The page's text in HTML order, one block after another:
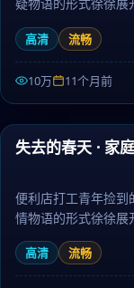
择、命运与羁绊层
环相扣。日剧大全提
高清 流畅
10万 11个月前
最新
失去的春天 · 家
便利店打工青年捡到
情物语的形式徐徐展
情、信念与救赎层
局动人。日剧大全提
高清 流畅